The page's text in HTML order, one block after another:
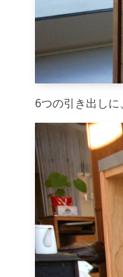
6つの引き出し